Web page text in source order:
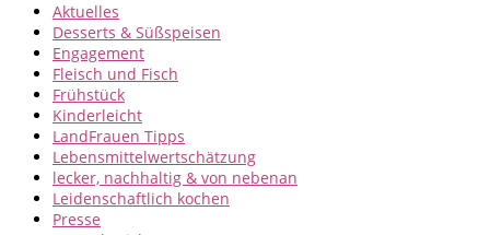
Aktuelles
Desserts & Süßspeisen
Engagement
Fleisch und Fisch
Frühstück
Kinderleicht
LandFrauen Tipps
Lebensmittelwertschätzung
lecker, nachhaltig & von nebenan
Leidenschaftlich kochen
Presse